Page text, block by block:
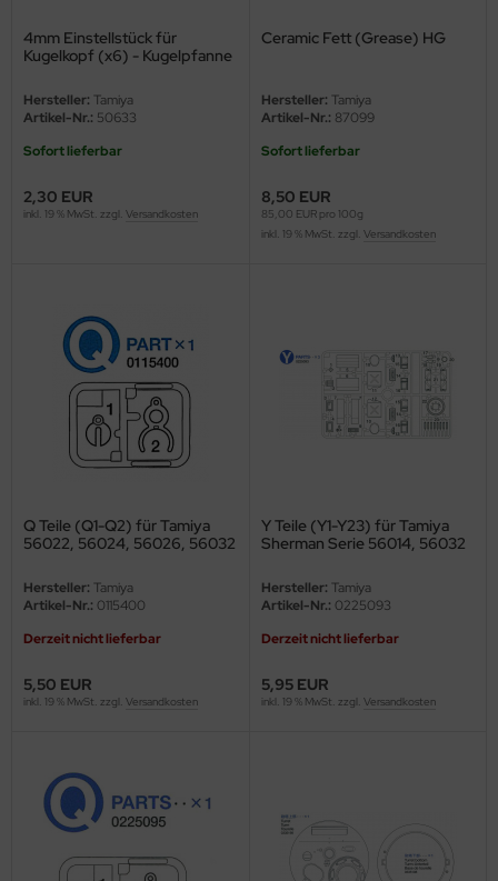
4mm Einstellstück für
Kugelkopf (x6) - Kugelpfanne
Hersteller: Tamiya
Artikel-Nr.: 50633
Sofort lieferbar
2,30 EUR
inkl. 19 % MwSt. zzgl. Versandkosten
Ceramic Fett (Grease) HG
Hersteller: Tamiya
Artikel-Nr.: 87099
Sofort lieferbar
8,50 EUR
85,00 EUR pro 100g
inkl. 19 % MwSt. zzgl. Versandkosten
Q Teile (Q1-Q2) für Tamiya
56022, 56024, 56026, 56032
Hersteller: Tamiya
Artikel-Nr.: 0115400
Derzeit nicht lieferbar
5,50 EUR
inkl. 19 % MwSt. zzgl. Versandkosten
Y Teile (Y1-Y23) für Tamiya
Sherman Serie 56014, 56032
Hersteller: Tamiya
Artikel-Nr.: 0225093
Derzeit nicht lieferbar
5,95 EUR
inkl. 19 % MwSt. zzgl. Versandkosten
Beemax
Hobby
Model
Field Model
Kits
Art
Decals